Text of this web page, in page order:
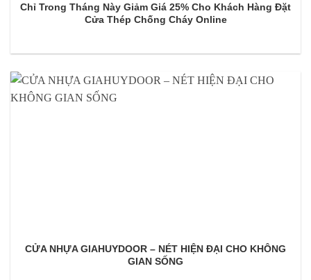
Chỉ Trong Tháng Này Giảm Giá 25% Cho Khách Hàng Đặt
Cửa Thép Chống Cháy Online
CỬA NHỰA GIAHUYDOOR – NÉT HIỆN ĐẠI CHO KHÔNG
GIAN SỐNG